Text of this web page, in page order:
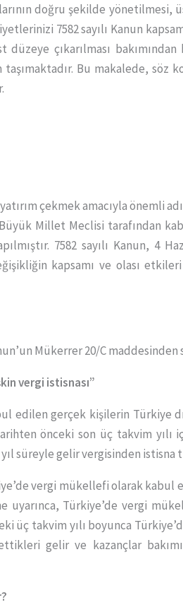
doğru şekilde
7582 sayılı Kanun
çıkarılması
taşımaktadır. Bu makalede,
çekmek amacıyla önemli
Millet Meclisi tarafından
7582 sayılı Kanun, 4
kapsamı ve olası
Mükerrer 20/C
vergi istisnası”
edilen gerçek kişilerin Türkiye
önceki son üç takvim yılı
süreyle gelir vergisinden istisna
vergi mükellefi olarak kabul
uyarınca, Türkiye’de vergi
üç takvim yılı boyunca
gelir ve kazançlar